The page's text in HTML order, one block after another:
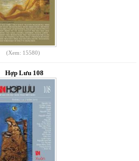
(Xem: 15580)
Hợp Lưu 108